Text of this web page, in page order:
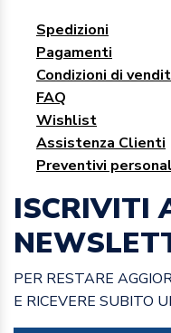
Spedizioni
Pagamenti
Condizioni di
FAQ
Wishlist
Assistenza Clienti
Preventivi
ISCRIVITI
PER RESTARE
E RICEVERE SUBITO